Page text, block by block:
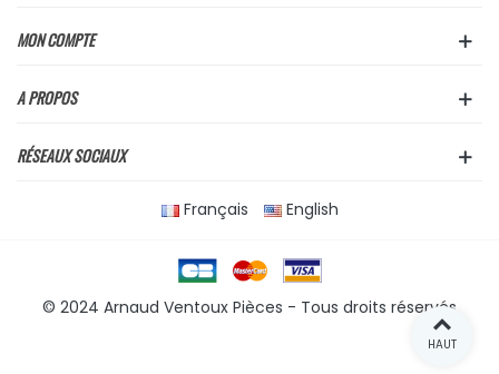
MON COMPTE
A PROPOS
RÉSEAUX SOCIAUX
Français English
© 2024 Arnaud Ventoux Pièces - Tous droits réservés
HAUT